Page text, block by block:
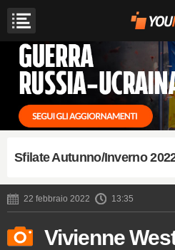
Sfilate Autunno/Inverno
22 febbraio 2022 13:35
Vivienne